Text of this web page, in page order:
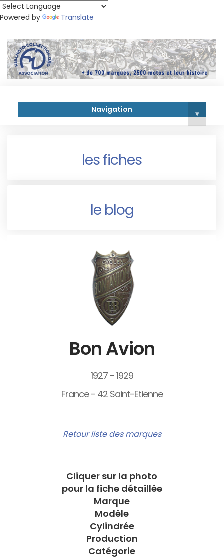
Powered by Translate
Navigation ▾
les fiches
le blog
Bon Avion
1927 - 1929
France - 42 Saint-Etienne
Retour liste des marques
Cliquer sur la photo
pour la fiche détaillée
Marque
Modèle
Cylindrée
Production
Catégorie